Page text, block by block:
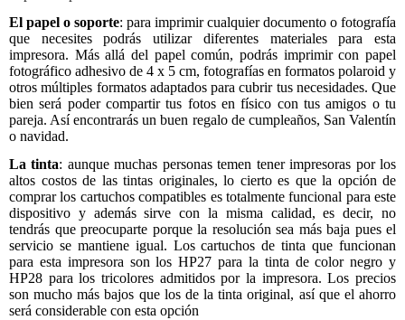
El papel o soporte: para imprimir cualquier documento o fotografía
que necesites podrás utilizar diferentes materiales para esta
impresora. Más allá del papel común, podrás imprimir con papel
fotográfico adhesivo de 4 x 5 cm, fotografías en formatos polaroid y
otros múltiples formatos adaptados para cubrir tus necesidades. Que
bien será poder compartir tus fotos en físico con tus amigos o tu
pareja. Así encontrarás un buen regalo de cumpleaños, San Valentín
o navidad.
La tinta: aunque muchas personas temen tener impresoras por los
altos costos de las tintas originales, lo cierto es que la opción de
comprar los cartuchos compatibles es totalmente funcional para este
dispositivo y además sirve con la misma calidad, es decir, no
tendrás que preocuparte porque la resolución sea más baja pues el
servicio se mantiene igual. Los cartuchos de tinta que funcionan
para esta impresora son los HP27 para la tinta de color negro y
HP28 para los tricolores admitidos por la impresora. Los precios
son mucho más bajos que los de la tinta original, así que el ahorro
será considerable con esta opción